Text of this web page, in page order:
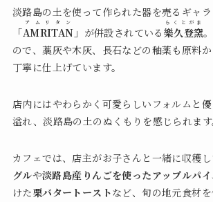
淡路島の土を使って作られた器を売るギャラ
「AMRITAN
アムリタン
」 が併設されている 樂久登窯
らくとがま
ので、藁灰や木灰、長石などの釉薬も原料
丁寧に仕上げています。
店内にはやわらかく可愛らしいフォルムと
溢れ、淡路島の土のぬくもりを感じられます
カフェでは、店主がお子さんと一緒に収穫
グルや淡路島産りんごを使ったアップルパイ
けた栗バタートーストなど、旬の地元食材